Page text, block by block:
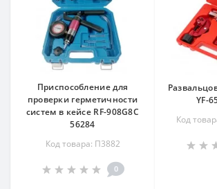
Приспособление для
проверки герметичности
систем в кейсе RF-908G8C
56284
Код товара: П3882
0
YF-
Код